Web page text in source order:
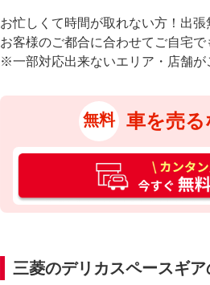
お忙しくて時間が取れない方！出張
お客様のご都合に合わせてご自宅で
※一部対応出来ないエリア・店舗が
無料 車を売る
カ
タ
力
3
三菱のデリカスペースギ